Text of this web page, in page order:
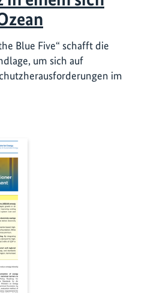
Blue Five“ schafft die
um sich auf
im